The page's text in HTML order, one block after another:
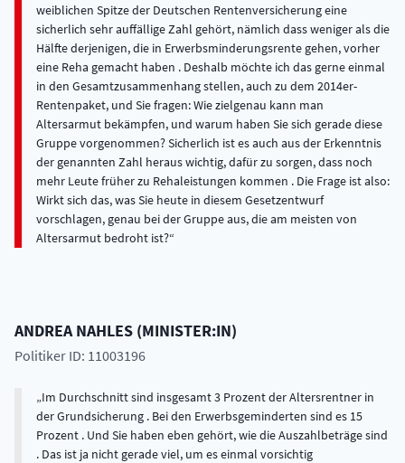
weiblichen Spitze der Deutschen Rentenversicherung eine
sicherlich sehr auffällige Zahl gehört, nämlich dass weniger als die
Hälfte derjenigen, die in Erwerbsminderungsrente gehen, vorher
eine Reha gemacht haben . Deshalb möchte ich das gerne einmal
in den Gesamtzusammenhang stellen, auch zu dem 2014er-
Rentenpaket, und Sie fragen: Wie zielgenau kann man
Altersarmut bekämpfen, und warum haben Sie sich gerade diese
Gruppe vorgenommen? Sicherlich ist es auch aus der Erkenntnis
der genannten Zahl heraus wichtig, dafür zu sorgen, dass noch
mehr Leute früher zu Rehaleistungen kommen . Die Frage ist also:
Wirkt sich das, was Sie heute in diesem Gesetzentwurf
vorschlagen, genau bei der Gruppe aus, die am meisten von
Altersarmut bedroht ist?
ANDREA NAHLES (MINISTER:IN)
Politiker ID: 11003196
Im Durchschnitt sind insgesamt 3 Prozent der Altersrentner in
der Grundsicherung . Bei den Erwerbsgeminderten sind es 15
Prozent . Und Sie haben eben gehört, wie die Auszahlbeträge sind
. Das ist ja nicht gerade viel, um es einmal vorsichtig